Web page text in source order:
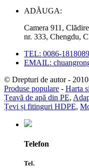
ADĂUGA:
Camera 911,
nr. 333, Chengdu,
TEL: 0086-
EMAIL:
© Drepturi de autor -
Produse populare - Harta
Țeavă de apă din PE,
Țevi și fitinguri HDPE,
Telefon
Tel.